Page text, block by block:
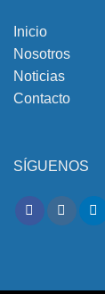
Inicio
Nosotros
Noticias
Contacto
SÍGUENOS